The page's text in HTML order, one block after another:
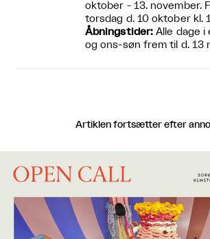
oktober - 13. november.
torsdag d. 10 oktober kl.
Åbningstider: Alle dage
og ons-søn frem til d. 13
Artiklen fortsætter efter